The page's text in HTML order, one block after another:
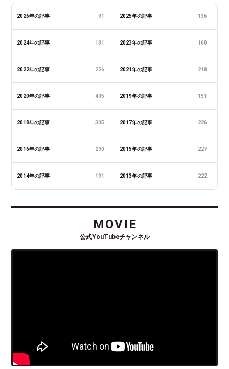
2026年の記事 91 2025年の記事 136
2024年の記事 181 2023年の記事 160
2022年の記事 226 2021年の記事 218
2020年の記事 405 2019年の記事 151
2018年の記事 305 2017年の記事 226
2016年の記事 290 2015年の記事 227
2014年の記事 191 2013年の記事 222
MOVIE
公式YouTubeチャンネル